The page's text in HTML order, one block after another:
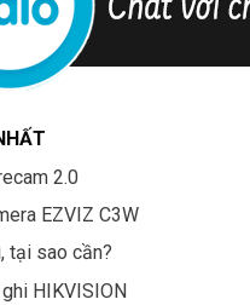
2.0
EZVIZ C3W
tại sao cần?
HIKVISION